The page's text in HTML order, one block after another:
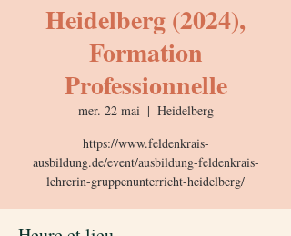
Heidelberg (2024),
Formation
Professionnelle
mer. 22 mai
  |
Heidelberg
https://www.feldenkrais-
ausbildung.de/event/ausbildung-feldenkrais-
lehrerin-gruppenunterricht-heidelberg/